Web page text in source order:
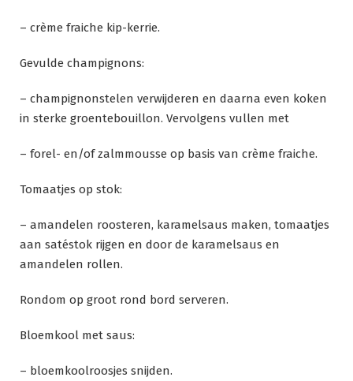
– crème fraiche kip-kerrie.
Gevulde champignons:
– champignonstelen verwijderen en daarna even koken
in sterke groentebouillon. Vervolgens vullen met
– forel- en/of zalmmousse op basis van crème fraiche.
Tomaatjes op stok:
– amandelen roosteren, karamelsaus maken, tomaatjes
aan satéstok rijgen en door de karamelsaus en
amandelen rollen.
Rondom op groot rond bord serveren.
Bloemkool met saus:
– bloemkoolroosjes snijden.